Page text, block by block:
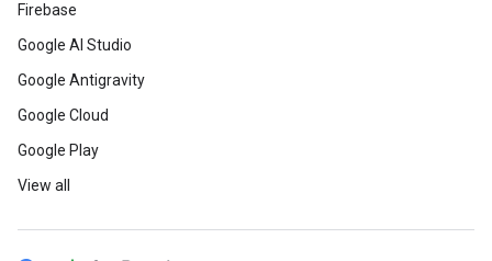
Firebase
Google AI Studio
Google Antigravity
Google Cloud
Google Play
View all